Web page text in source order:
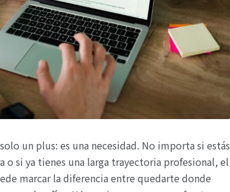
un plus: es una necesidad. No importa si estás
o si ya tienes una larga trayectoria profesional, el
marcar la diferencia entre quedarte donde